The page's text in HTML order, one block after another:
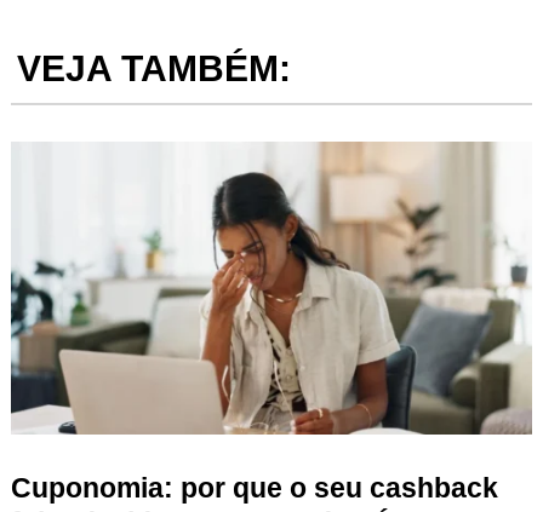
VEJA TAMBÉM:
Cuponomia: por que o seu cashback